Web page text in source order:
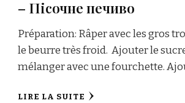
– Пісочне печиво
Préparation: Râper avec les gros
le beurre très froid. Ajouter le
mélanger avec une fourchette.
LIRE LA SUITE